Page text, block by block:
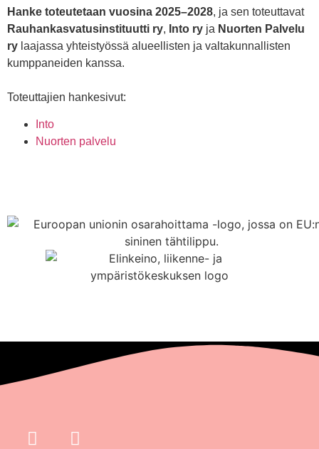
Hanke toteutetaan vuosina 2025–2028, ja sen toteuttavat
Rauhankasvatusinstituutti ry, Into ry ja Nuorten Palvelu
ry laajassa yhteistyössä alueellisten ja valtakunnallisten
kumppaneiden kanssa.
Toteuttajien hankesivut:
Into
Nuorten palvelu